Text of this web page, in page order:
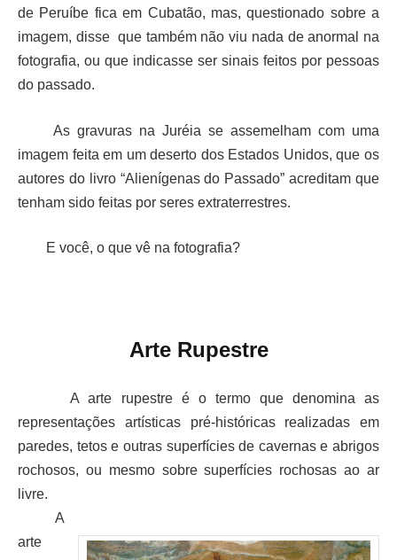
de Peruíbe fica em Cubatão, mas, questionado sobre a
imagem, disse que também não viu nada de anormal na
fotografia, ou que indicasse ser sinais feitos por pessoas
do passado.
As gravuras na Juréia se assemelham com uma
imagem feita em um deserto dos Estados Unidos, que os
autores do livro “Alienígenas do Passado” acreditam que
tenham sido feitas por seres extraterrestres.
E você, o que vê na fotografia?
Arte Rupestre
A arte rupestre é o termo que denomina as
representações artísticas pré-históricas realizadas em
paredes, tetos e outras superfícies de cavernas e abrigos
rochosos, ou mesmo sobre superfícies rochosas ao ar
livre.
A
arte